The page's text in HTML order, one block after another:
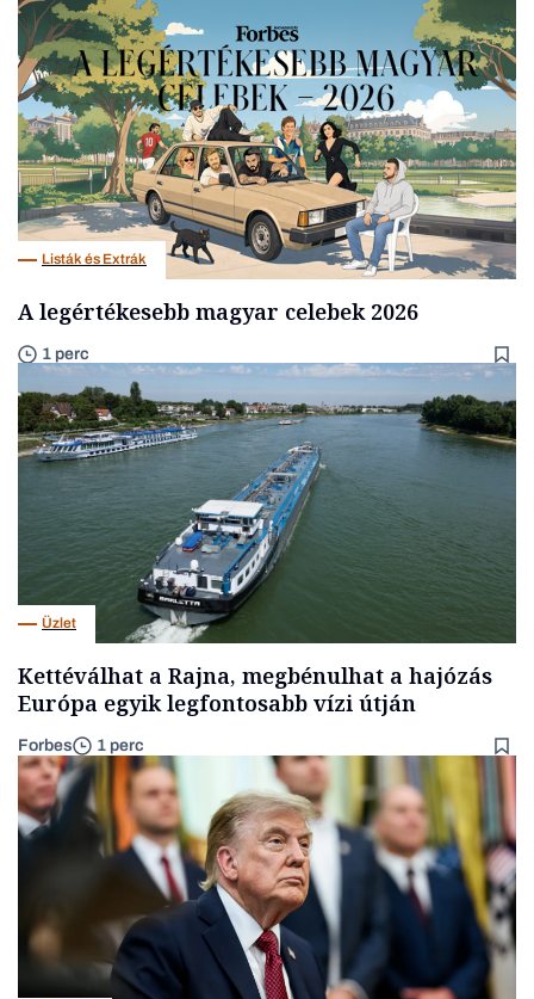
Listák és Extrák
A legértékesebb magyar celebek 2026
1 perc
Üzlet
Kettéválhat a Rajna, megbénulhat a hajózás
Európa egyik legfontosabb vízi útján
Forbes 1 perc